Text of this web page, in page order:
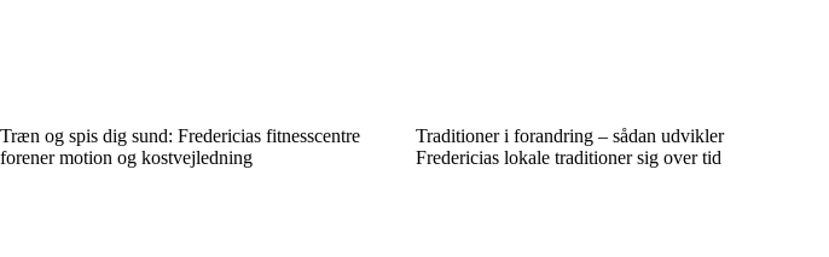
Træn og spis dig sund: Fredericias fitnesscentre
forener motion og kostvejledning
Traditioner i forandring – sådan udvikler
Fredericias lokale traditioner sig over tid